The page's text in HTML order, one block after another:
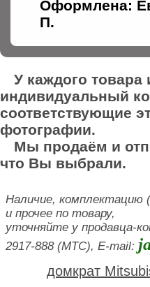
Оформлена:
П.
У каждого товара
индивидуальный
соответствующие
фотографии.
Мы продаём и
что Вы выбрали.
Наличие, комплектацию
и прочее по товару,
уточняйте у продавца-
2917-888 (МТС), E-mail:
домкрат